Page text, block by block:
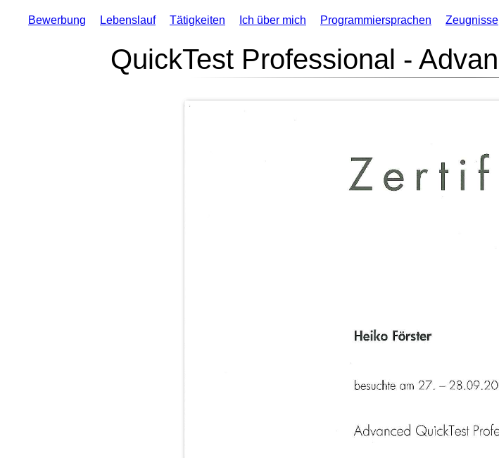
QuickTest Professional -
Bewerbung Lebenslauf Tätigkeiten Ich über mich Programmiersprachen Zeugnisse